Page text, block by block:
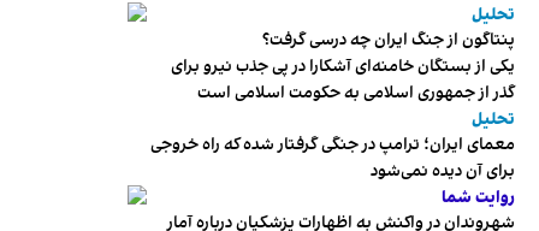
تحلیل
پنتاگون از جنگ ایران چه درسی گرفت؟
یکی از بستگان خامنه‌ای آشکارا در پی جذب نیرو برای
گذر از جمهوری اسلامی به حکومت اسلامی است
تحلیل
معمای ایران؛ ترامپ در جنگی گرفتار شده که راه خروجی
برای آن دیده نمی‌شود
روایت شما
شهروندان در واکنش به اظهارات پزشکیان درباره آمار